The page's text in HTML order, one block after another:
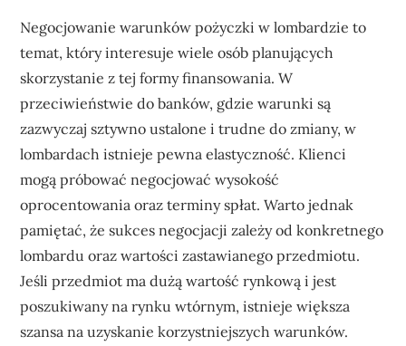
Negocjowanie warunków pożyczki w lombardzie to
temat, który interesuje wiele osób planujących
skorzystanie z tej formy finansowania. W
przeciwieństwie do banków, gdzie warunki są
zazwyczaj sztywno ustalone i trudne do zmiany, w
lombardach istnieje pewna elastyczność. Klienci
mogą próbować negocjować wysokość
oprocentowania oraz terminy spłat. Warto jednak
pamiętać, że sukces negocjacji zależy od konkretnego
lombardu oraz wartości zastawianego przedmiotu.
Jeśli przedmiot ma dużą wartość rynkową i jest
poszukiwany na rynku wtórnym, istnieje większa
szansa na uzyskanie korzystniejszych warunków.